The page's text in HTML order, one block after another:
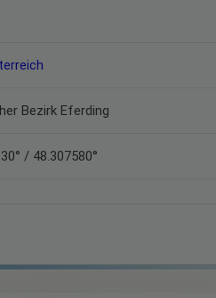
Bezirk Eferding
/ 48.307580°